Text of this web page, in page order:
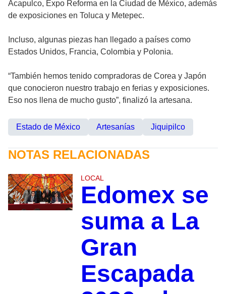
Acapulco, Expo Reforma en la Ciudad de México, además
de exposiciones en Toluca y Metepec.
Incluso, algunas piezas han llegado a países como
Estados Unidos, Francia, Colombia y Polonia.
“También hemos tenido compradoras de Corea y Japón
que conocieron nuestro trabajo en ferias y exposiciones.
Eso nos llena de mucho gusto”, finalizó la artesana.
Estado de México Artesanías Jiquipilco
NOTAS RELACIONADAS
LOCAL
Edomex se
suma a La
Gran
Escapada